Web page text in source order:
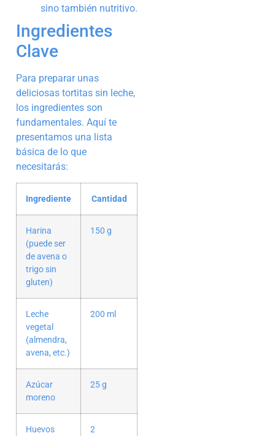
sino también nutritivo.
Ingredientes
Clave
Para preparar unas
deliciosas tortitas sin leche,
los ingredientes son
fundamentales. Aquí te
presentamos una lista
básica de lo que
necesitarás:
Ingrediente Cantidad
Harina
(puede ser
de avena o
trigo sin
gluten)
150 g
Leche
vegetal
(almendra,
avena, etc.)
200 ml
Azúcar
moreno
25 g
Huevos
2